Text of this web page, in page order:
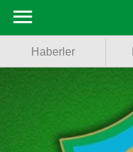
Fotoğraflar
Basketbol
MENU
Haberler